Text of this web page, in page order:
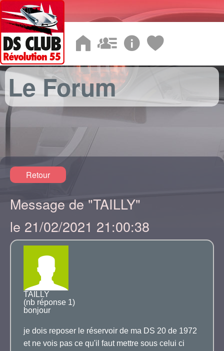
Le Forum
Retour
Message de "TAILLY"
le 21/02/2021 21:00:38
TAILLY
(nb réponse 1)
bonjour
je dois reposer le réservoir de ma DS 20 de 1972
et ne vois pas ce qu'il faut mettre sous celui ci